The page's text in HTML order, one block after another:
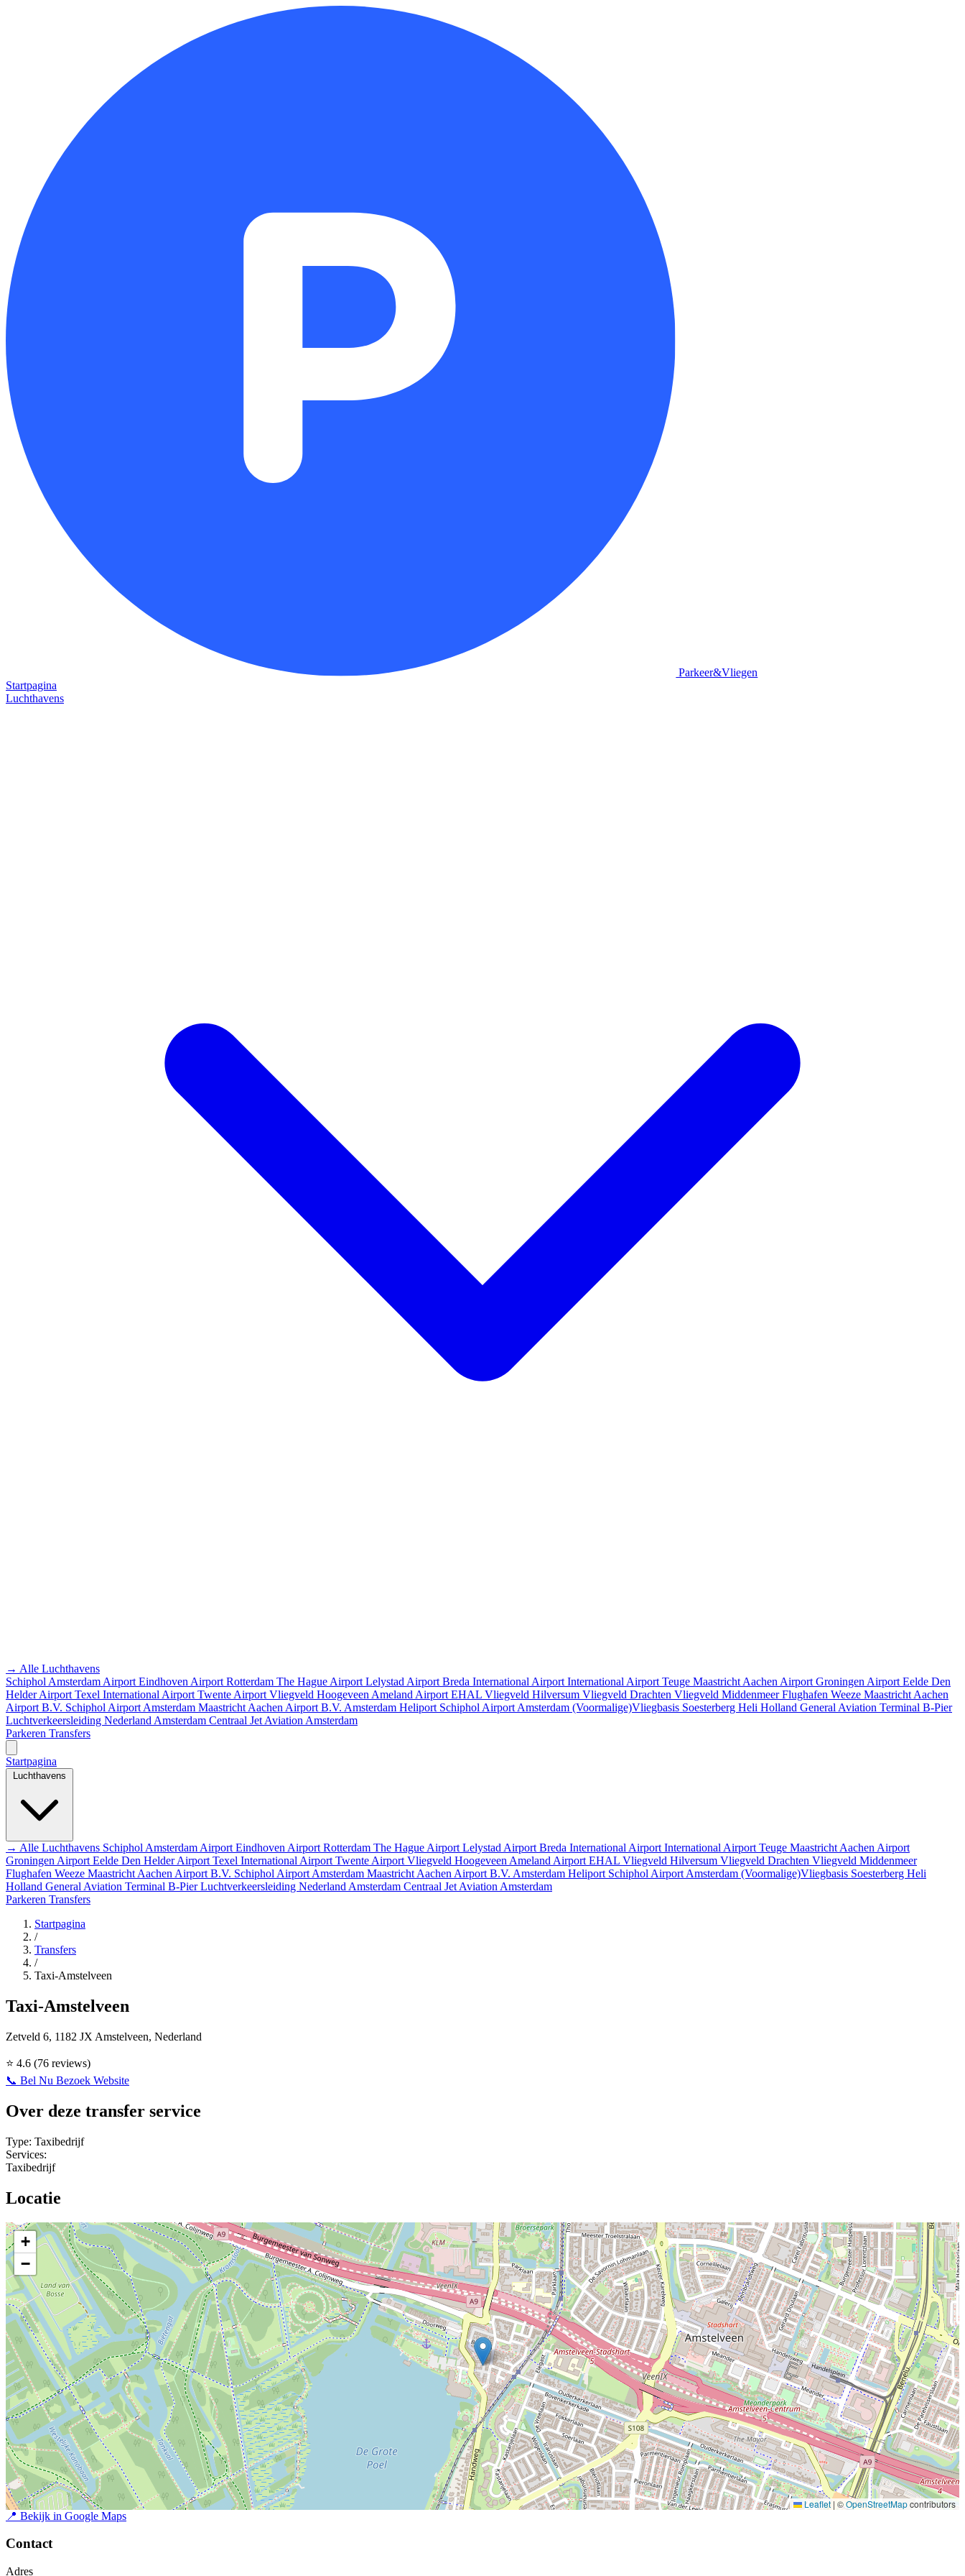
Parkeer&Vliegen
Startpagina
Luchthavens
→ Alle Luchthavens
Schiphol Amsterdam Airport Eindhoven Airport Rotterdam The Hague Airport Lelystad Airport Breda International Airport International Airport Teuge Maastricht Aachen Airport Groningen Airport Eelde Den
Helder Airport Texel International Airport Twente Airport Vliegveld Hoogeveen Ameland Airport EHAL Vliegveld Hilversum Vliegveld Drachten Vliegveld MiddenmeerFlughafen Weeze Maastricht Aachen
Airport B.V. Schiphol Airport Amsterdam Maastricht Aachen Airport B.V. Amsterdam Heliport Schiphol Airport Amsterdam (Voormalige)Vliegbasis Soesterberg Heli Holland General Aviation Terminal B-Pier
Luchtverkeersleiding Nederland Amsterdam Centraal Jet Aviation Amsterdam
Parkeren Transfers
Startpagina
Luchthavens
→ Alle Luchthavens Schiphol Amsterdam Airport Eindhoven Airport Rotterdam The Hague Airport Lelystad Airport Breda International Airport International Airport Teuge Maastricht Aachen Airport
Groningen Airport Eelde Den Helder Airport Texel International Airport Twente Airport Vliegveld Hoogeveen Ameland Airport EHAL Vliegveld Hilversum Vliegveld Drachten Vliegveld Middenmeer
Flughafen Weeze Maastricht Aachen Airport B.V. Schiphol Airport Amsterdam Maastricht Aachen Airport B.V. Amsterdam Heliport Schiphol Airport Amsterdam (Voormalige)Vliegbasis Soesterberg Heli
Holland General Aviation Terminal B-PierLuchtverkeersleiding Nederland Amsterdam Centraal Jet Aviation Amsterdam
Parkeren Transfers
Startpagina
/
Transfers
/
Taxi-Amstelveen
Taxi-Amstelveen
Zetveld 6, 1182 JX Amstelveen, Nederland
⭐ 4.6 (76 reviews)
📞 Bel Nu Bezoek Website
Over deze transfer service
Type: Taxibedrijf
Services:
Taxibedrijf
Locatie
+
−
Leaflet | ©OpenStreetMapcontributors
📍 Bekijk in Google Maps
Contact
Adres